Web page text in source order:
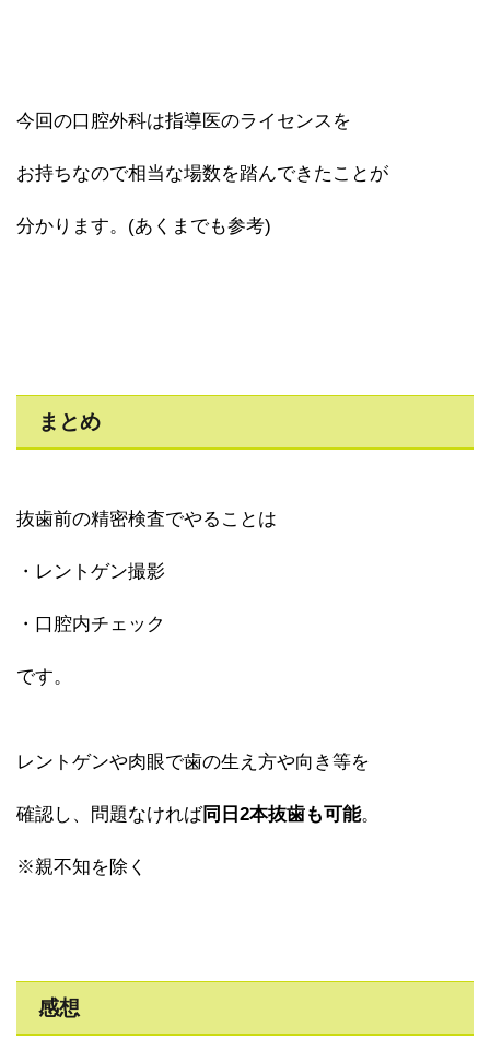
今回の口腔外科は指導医のライセンスを
お持ちなので相当な場数を踏んできたことが
分かります。(あくまでも参考)
まとめ
抜歯前の精密検査でやることは
・レントゲン撮影
・口腔内チェック
です。
レントゲンや肉眼で歯の生え方や向き等を
確認し、問題なければ同日2本抜歯も可能。
※親不知を除く
感想